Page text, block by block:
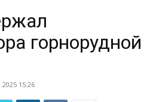
горнорудной
15:26